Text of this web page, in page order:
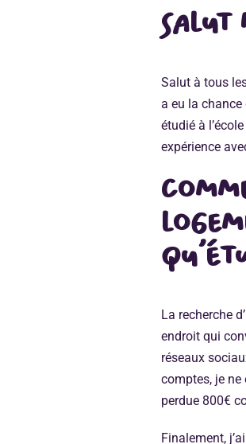
Salut
Salut à tous
a eu la chance
étudié à
expérience
La recherche
endroit qui
réseaux
comptes, je ne
perdue 800€
Finalement,